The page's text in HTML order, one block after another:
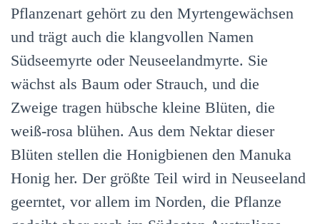
Pflanzenart gehört zu den Myrtengewächsen
und trägt auch die klangvollen Namen
Südseemyrte oder Neuseelandmyrte. Sie
wächst als Baum oder Strauch, und die
Zweige tragen hübsche kleine Blüten, die
weiß-rosa blühen. Aus dem Nektar dieser
Blüten stellen die Honigbienen den Manuka
Honig her. Der größte Teil wird in Neuseeland
geerntet, vor allem im Norden, die Pflanze